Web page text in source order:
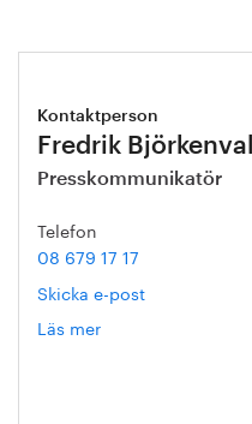
Kontaktperson
Fredrik Björkenvall
Presskommunikatör
Telefon
08 679 17 17
Skicka e-post
Läs mer